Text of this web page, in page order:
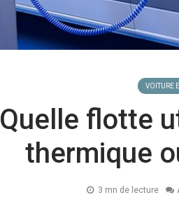
VOITURE
Quelle flotte
thermique
3 mn de lecture